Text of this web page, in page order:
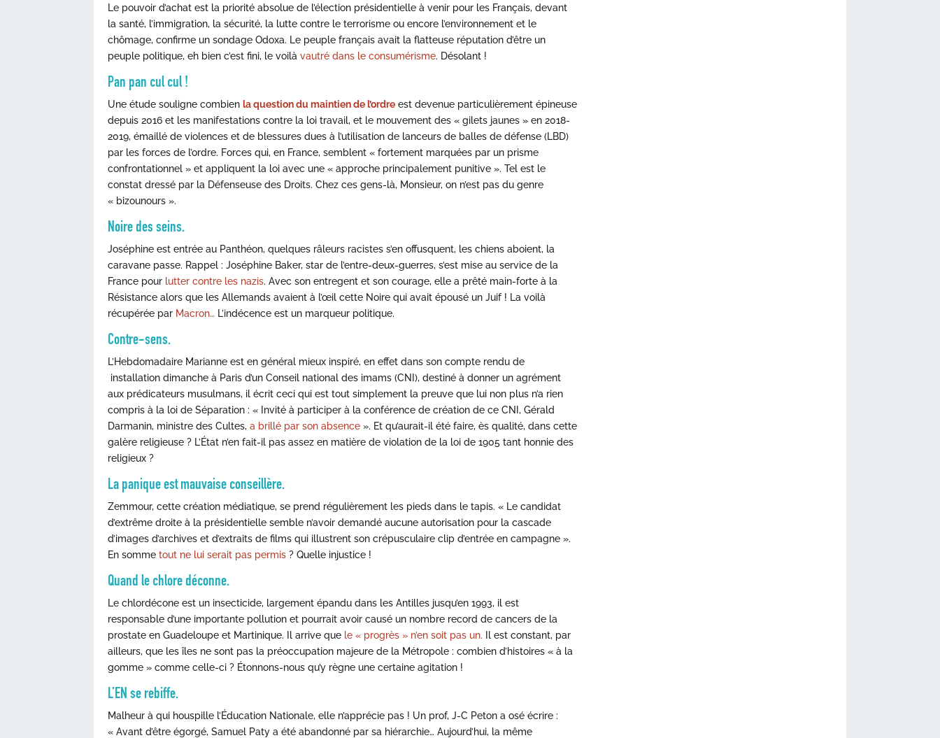
Le pouvoir d’achat est la priorité absolue de l’élection présidentielle à venir pour les Français, devant
la santé, l’immigration, la sécurité, la lutte contre le terrorisme ou encore l’environnement et le
chômage, confirme un sondage Odoxa. Le peuple français avait la flatteuse réputation d’être un
peuple politique, eh bien c’est fini, le voilàvautré dans le consumérisme. Désolant !
Pan pan cul cul !
Une étude souligne combien la question du maintien de l’ordre est devenue particulièrement épineuse
depuis 2016 et les manifestations contre la loi travail, et le mouvement des « gilets jaunes » en 2018-
2019, émaillé de violences et de blessures dues à l’utilisation de lanceurs de balles de défense (LBD)
par les forces de l’ordre. Forces qui, en France, semblent « fortement marquées par un prisme
confrontationnel » et appliquent la loi avec une « approche principalement punitive ». Tel est le
constat dressé par la Défenseuse des Droits. Chez ces gens-là, Monsieur, on n’est pas du genre
« bizounours ».
Noire des seins.
Joséphine est entrée au Panthéon, quelques râleurs racistes s’en offusquent, les chiens aboient, la
caravane passe. Rappel : Joséphine Baker, star de l’entre-deux-guerres, s’est mise au service de la
France pour lutter contre les nazis. Avec son entregent et son courage, elle a prêté main-forte à la
Résistance alors que les Allemands avaient à l’œil cette Noire qui avait épousé un Juif ! La voilà
récupérée par Macron… L’indécence est un marqueur politique.
Contre-sens.
L’Hebdomadaire Marianne est en général mieux inspiré, en effet dans son compte rendu de
installation dimanche à Paris d’un Conseil national des imams (CNI), destiné à donner un agrément
aux prédicateurs musulmans, il écrit ceci qui est tout simplement la preuve que lui non plus n’a rien
compris à la loi de Séparation : « Invité à participer à la conférence de création de ce CNI, Gérald
Darmanin, ministre des Cultes,a brillé par son absence». Et qu’aurait-il été faire, ès qualité, dans cette
galère religieuse ? L’État n’en fait-il pas assez en matière de violation de la loi de 1905 tant honnie des
religieux ?
La panique est mauvaise conseillère.
Zemmour, cette création médiatique, se prend régulièrement les pieds dans le tapis. « Le candidat
d’extrême droite à la présidentielle semble n’avoir demandé aucune autorisation pour la cascade
d’images d’archives et d’extraits de films qui illustrent son crépusculaire clip d’entrée en campagne ».
En somme tout ne lui serait pas permis ? Quelle injustice !
Quand le chlore déconne.
Le chlordécone est un insecticide, largement épandu dans les Antilles jusqu’en 1993, il est
responsable d’une importante pollution et pourrait avoir causé un nombre record de cancers de la
prostate en Guadeloupe et Martinique. Il arrive que le « progrès » n’en soit pas un. Il est constant, par
ailleurs, que les îles ne sont pas la préoccupation majeure de la Métropole : combien d’histoires « à la
gomme » comme celle-ci ? Étonnons-nous qu’y règne une certaine agitation !
L’EN se rebiffe.
Malheur à qui houspille l’Éducation Nationale, elle n’apprécie pas ! Un prof, J-C Peton a osé écrire :
« Avant d’être égorgé, Samuel Paty a été abandonné par sa hiérarchie… Aujourd’hui, la même